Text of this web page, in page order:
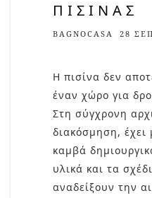
ΠΙΣΊΝΑΣ
BAGNOCASA 28
Η πισίνα δεν
έναν χώρο για
Στη σύγχρονη
διακόσμηση, έχει
καμβά
υλικά και τα
αναδείξουν την